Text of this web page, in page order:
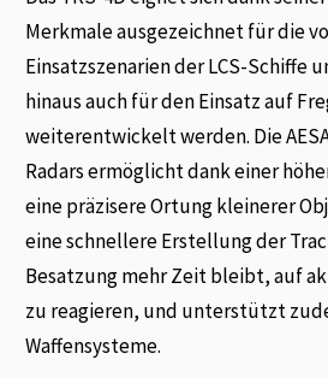
Merkmale ausgezeichnet für die
Einsatzszenarien der LCS-Schiffe
hinaus auch für den Einsatz auf
weiterentwickelt werden. Die
Radars ermöglicht dank einer
eine präzisere Ortung kleinerer
eine schnellere Erstellung der
Besatzung mehr Zeit bleibt, auf
zu reagieren, und unterstützt
Waffensysteme.